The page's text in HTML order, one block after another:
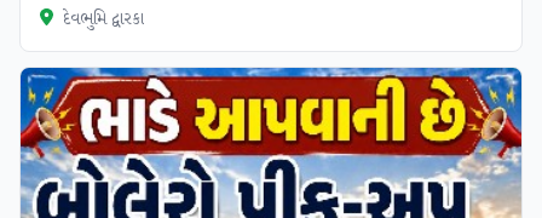
દેવભુમિ દ્વારકા